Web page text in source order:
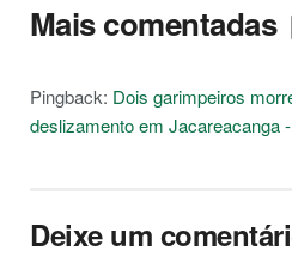
Mais comentadas
Pingback: Dois garimpeiros
deslizamento em Jacareacanga
Deixe um